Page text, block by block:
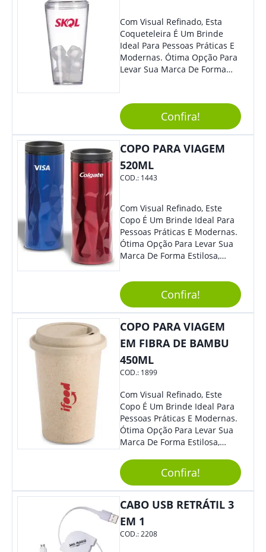
Com Visual Refinado, Esta
Coqueteleira É Um Brinde
Ideal Para Pessoas Práticas E
Modernas. Ótima Opção Para
Levar Sua Marca De Forma
Reuniões Corporativas Ou Até
Mesmo Para Presentear
Colaboradores E Parceiros De
Confira!
COPO PARA VIAGEM
520ML
COD.: 1443
Com Visual Refinado, Este
Copo É Um Brinde Ideal Para
Pessoas Práticas E Modernas.
Ótima Opção Para Levar Sua
Marca De Forma Estilosa,
Empresa Em Eventos,
Reuniões Corporativas Ou Até
Mesmo Para Presentear
Colaboradores.
Confira!
COPO PARA VIAGEM
EM FIBRA DE BAMBU
450ML
COD.: 1899
Com Visual Refinado, Este
Copo É Um Brinde Ideal Para
Pessoas Práticas E Modernas.
Ótima Opção Para Levar Sua
Marca De Forma Estilosa,
Empresa Em Eventos,
Reuniões Corporativas Ou Até
Mesmo Para Presentear
Colaboradores.
Confira!
CABO USB RETRÁTIL 3
EM 1
COD.:2208